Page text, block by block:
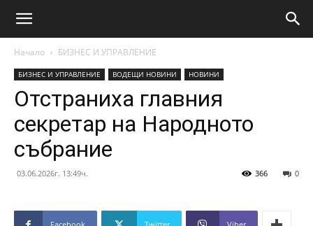
Начало БИЗНЕС И УПРАВЛЕНИЕ
БИЗНЕС И УПРАВЛЕНИЕ ВОДЕЩИ НОВИНИ НОВИНИ
Отстраниха главния
секретар на Народното
събрание
03.06.2026г. 13:49ч. 0
366